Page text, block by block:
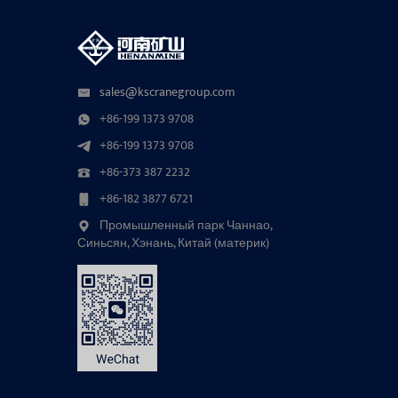
sales@kscranegroup.com
+86-199 1373 9708
+86-199 1373 9708
+86-373 387 2232
+86-182 3877 6721
Промышленный парк Чаннао,
Синьсян, Хэнань, Китай (материк)